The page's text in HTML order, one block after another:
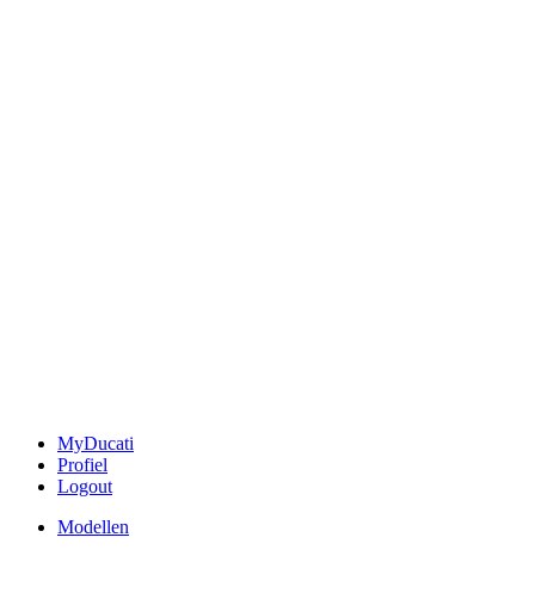
MyDucati
Profiel
Logout
Modellen